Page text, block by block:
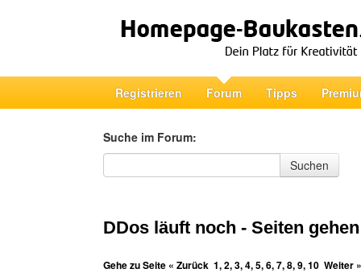
Registrieren Forum Tipps
Suche im Forum:
Suche im Forum
Suchen
DDos läuft noch - Seiten
Gehe zu Seite « Zurück 1,2,3,4,5,6,7,8,9,10 Weiter »